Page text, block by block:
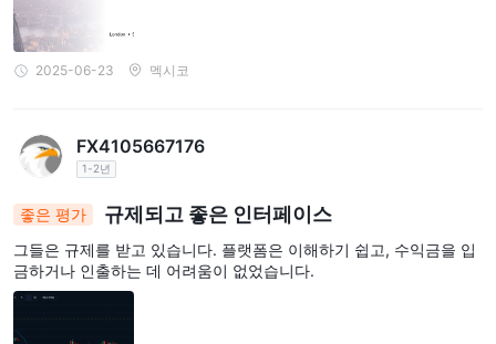
2025-06-23 멕시코
FX4105667176
1-2년
좋은 평가 규제되고 좋은 인터페이스
그들은 규제를 받고 있습니다. 플랫폼은 이해하기 쉽고, 수익금을 입
금하거나 인출하는 데 어려움이 없었습니다.